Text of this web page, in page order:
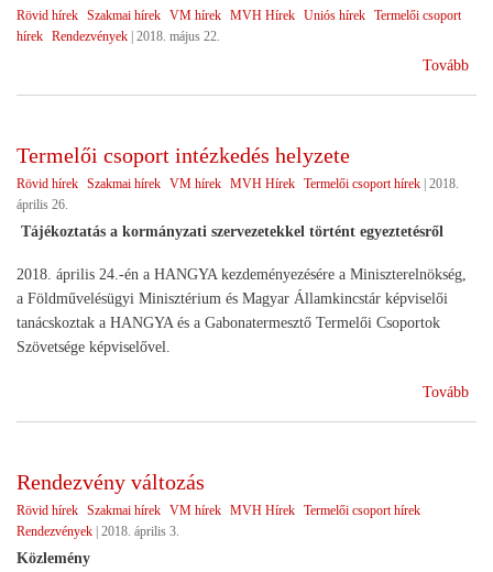
Rövid hírek Szakmai hírek VM hírek MVH Hírek Uniós hírek Termelői csoport
hírek Rendezvények 2018. május 22.
Tovább
Termelői csoport intézkedés helyzete
Rövid hírek Szakmai hírek VM hírek MVH Hírek Termelői csoport hírek 2018.
április 26.
Tájékoztatás a kormányzati szervezetekkel történt egyeztetésről
2018. április 24.-én a HANGYA kezdeményezésére a Miniszterelnökség,
a Földművelésügyi Minisztérium és Magyar Államkincstár képviselői
tanácskoztak a HANGYA és a Gabonatermesztő Termelői Csoportok
Szövetsége képviselővel.
Tovább
Rendezvény változás
Rövid hírek Szakmai hírek VM hírek MVH Hírek Termelői csoport hírek
Rendezvények | 2018. április 3.
Közlemény